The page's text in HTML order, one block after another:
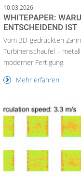
10.03.2026
WHITEPAPER:
ENTSCHEIDEND IST
Vom 3D-gedruckten
Turbinenschaufel –
moderner Fertigung.
Mehr erfahren